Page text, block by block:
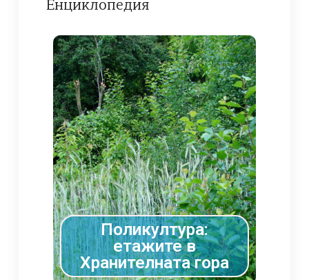
Енциклопедия
Поликултура:
етажите в
Хранителната гора